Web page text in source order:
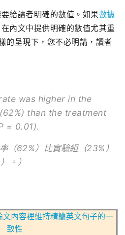
給讀者明確的數值。如果數據
內文中提供明確的數值尤其重
的呈現下，您不必明講，讀者
was higher in the
than the treatment
= 0.01).
（62%）比實驗組（23%）
。）
文內容裡維持精簡英文句子的一
致性